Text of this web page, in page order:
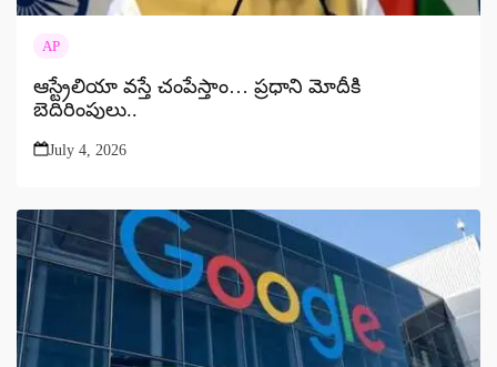
AP
ఆస్ట్రేలియా వస్తే చంపేస్తాం… ప్రధాని మోదీకి
బెదిరింపులు..
July 4, 2026